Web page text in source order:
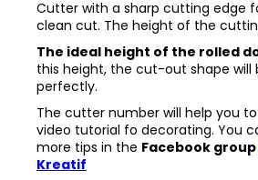
Cutter with a sharp cutting edge
clean cut. The height of the
The ideal height of the rolled
this height, the cut-out shape will
perfectly.
The cutter number will help you
video tutorial fo decorating. You
more tips in the Facebook group
Kreatif